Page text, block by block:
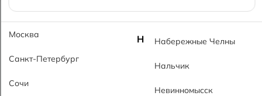
Главная Каталог 30x90 Кирпич 111 RsMT Brick 111 RsMT
Москва
Санкт-Петербург
Сочи
Н Набережные Челны
Нальчик
Невинномысск